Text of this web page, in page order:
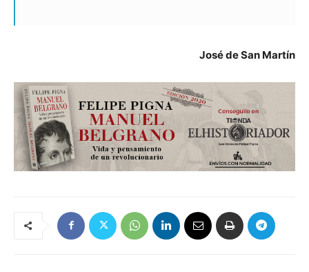
José de San Martín